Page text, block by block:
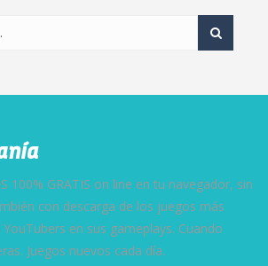
100% GRATIS on line en tu navegador, sin
con descarga de los juegos más
en sus gameplays. Cuando
Juegos nuevos cada día.